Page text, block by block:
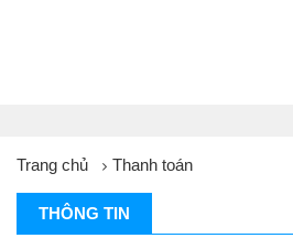
Trang chủ Thanh toán
THÔNG TIN